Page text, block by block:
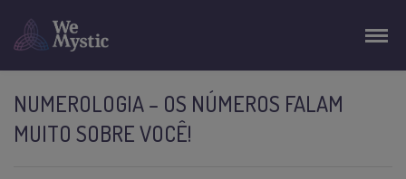
NUMEROLOGIA – OS NÚMEROS FALAM
MUITO SOBRE VOCÊ!